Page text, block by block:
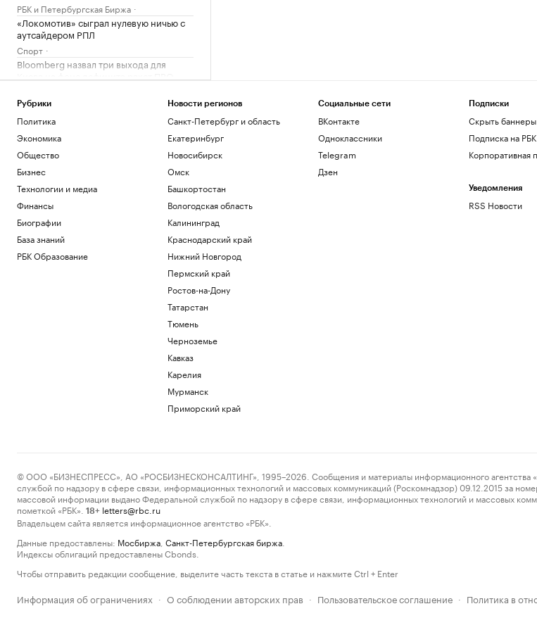
РБК и Петербургская Биржа
«Локомотив» сыграл нулевую ничью с
аутсайдером РПЛ
Спорт
Bloomberg назвал три выхода для
Киева на фоне дефицита ракет ПВО
«Веселый молочник» Уолкер купил
билеты в Стамбул на случай
выдворения
Общество
Марат и Динара Сафины сыграют с
Федерером и Ли На на турнире в
Рубрики
Политика
Экономика
Общество
Бизнес
Технологии и медиа
Финансы
Биографии
База знаний
РБК Образование
Новости регионов
Санкт-Петербург и область
Екатеринбург
Новосибирск
Омск
Башкортостан
Вологодская область
Калининград
Краснодарский край
Нижний Новгород
Пермский край
Ростов-на-Дону
Татарстан
Тюмень
Черноземье
Кавказ
Карелия
Мурманск
Приморский край
Социальные сети
ВКонтакте
Одноклассники
Telegram
Дзен
Подписки
Скрыть
Подписка на РБК
Корпоративная
Уведомления
RSS Новости
© ООО «БИЗНЕСПРЕСС», АО «РОСБИЗНЕСКОНСАЛТИНГ», 1995–2026. Сообщения и материалы информационного агентства
службой по надзору в сфере связи, информационных технологий и массовых коммуникаций (Роскомнадзор) 09.12.2015 за
массовой информации выдано Федеральной службой по надзору в сфере связи, информационных технологий и массовых
пометкой «РБК».
18+ letters@rbc.ru
Владельцем сайта является информационное агентство «РБК».
Данные предоставлены: Мосбиржа Санкт-Петербургская биржа
Индексы облигаций предоставлены Cbonds.
Чтобы отправить редакции сообщение, выделите часть текста в статье и нажмите Ctrl + Enter
Информация об ограничениях · О соблюдении авторских прав · Пользовательское соглашение · Политика в